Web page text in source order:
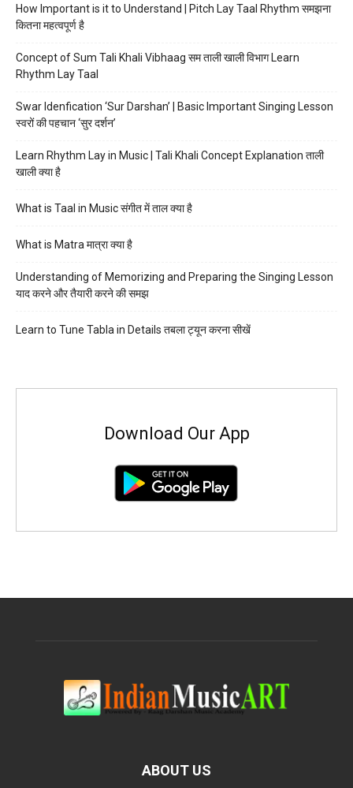
How Important is it to Understand | Pitch Lay Taal Rhythm समझना
कितना महत्वपूर्ण है
Concept of Sum Tali Khali Vibhaag सम ताली खाली विभाग Learn
Rhythm Lay Taal
Swar Idenfication ‘Sur Darshan’ | Basic Important Singing Lesson
स्वरों की पहचान ‘सुर दर्शन’
Learn Rhythm Lay in Music | Tali Khali Concept Explanation ताली
खाली क्या है
What is Taal in Music संगीत में ताल क्या है
What is Matra मात्रा क्या है
Understanding of Memorizing and Preparing the Singing Lesson
याद करने और तैयारी करने की समझ
Learn to Tune Tabla in Details तबला ट्यून करना सीखें
Download Our App
ABOUT US